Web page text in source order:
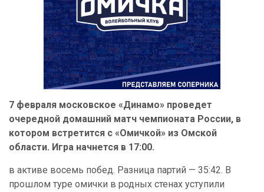
7 февраля московское «Динамо» проведет
очередной домашний матч чемпионата России, в
котором встретится с «Омичкой» из Омской
области. Игра начнется в 17:00.
в активе восемь побед. Разница партий — 35:42. В
прошлом туре омички в родных стенах уступили